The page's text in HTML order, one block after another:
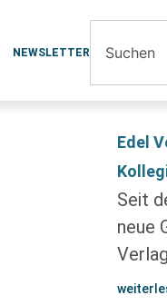
NEWSLETTER
Edel
Seit
neue